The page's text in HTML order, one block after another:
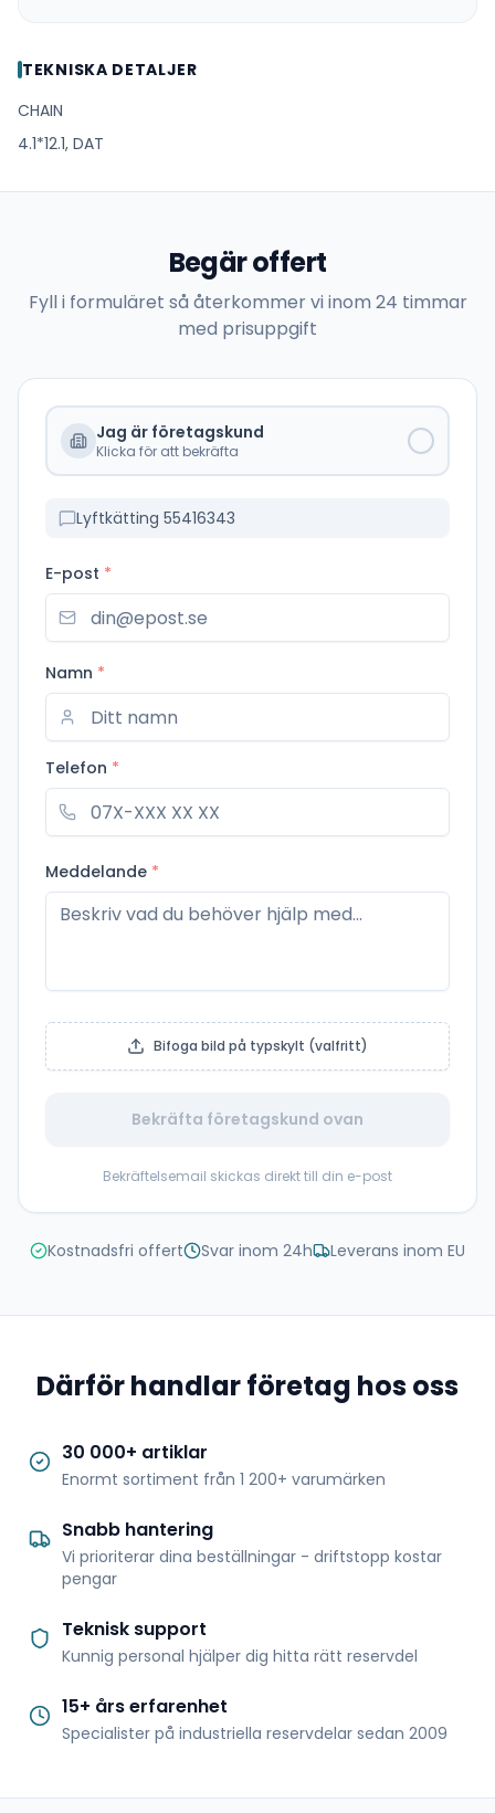
TEKNISKA DETALJER
CHAIN
4.1*12.1, DAT
Begär offert
Fyll i formuläret så återkommer vi inom 24 timmar
med prisuppgift
Jag är företagskund
Klicka för att bekräfta
Lyftkätting 55416343
E-post *
Namn *
Telefon *
Meddelande *
Bifoga bild på typskylt (valfritt)
Bekräfta företagskund ovan
Bekräftelsemail skickas direkt till din e-post
Kostnadsfri offert Svar inom 24h Leverans inom EU
Därför handlar företag hos oss
30 000+ artiklar
Enormt sortiment från 1 200+ varumärken
Snabb hantering
Vi prioriterar dina beställningar - driftstopp kostar
pengar
Teknisk support
Kunnig personal hjälper dig hitta rätt reservdel
15+ års erfarenhet
Specialister på industriella reservdelar sedan 2009